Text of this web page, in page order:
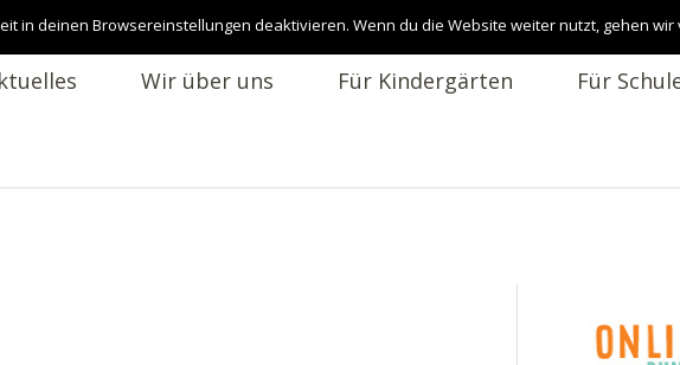
Wir über uns Für Kindergärten Für
in deinen Browsereinstellungen deaktivieren. Wenn du die Website weiter nutzt, gehen